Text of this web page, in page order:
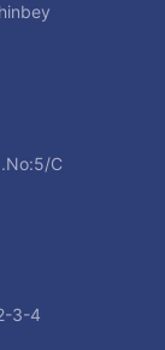
C
3-4